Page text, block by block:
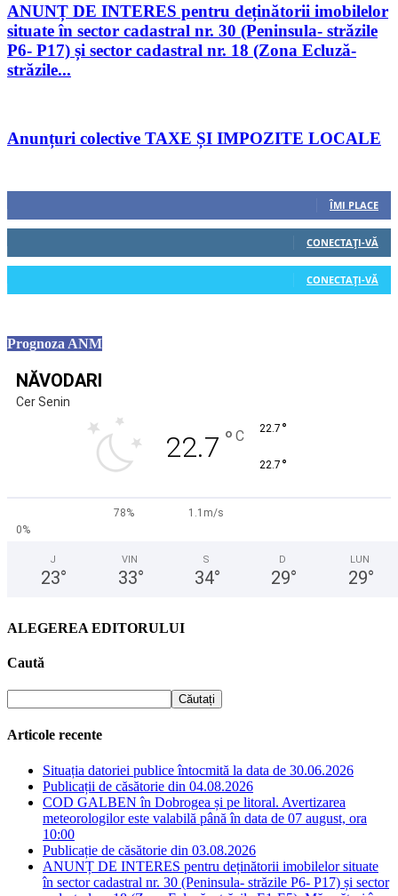
ANUNȚ DE INTERES pentru deținătorii imobilelor
situate în sector cadastral nr. 30 (Peninsula- străzile
P6- P17) și sector cadastral nr. 18 (Zona Ecluză-
străzile...
Anunțuri colective TAXE ȘI IMPOZITE LOCALE
ÎMI PLACE
CONECTAȚI-VĂ
CONECTAȚI-VĂ
Prognoza ANM
NĂVODARI
Cer Senin
22.7 ° C 22.7 °
22.7 °
78%
1.1m/s
0%
J
23°
VIN
33°
S
34°
D
29°
LUN
29°
ALEGEREA EDITORULUI
Caută
Articole recente
Situația datoriei publice întocmită la data de 30.06.2026
Publicații de căsătorie din 04.08.2026
COD GALBEN în Dobrogea și pe litoral. Avertizarea
meteorologilor este valabilă până în data de 07 august, ora
10:00
Publicație de căsătorie din 03.08.2026
ANUNȚ DE INTERES pentru deținătorii imobilelor situate
în sector cadastral nr. 30 (Peninsula- străzile P6- P17) și sector